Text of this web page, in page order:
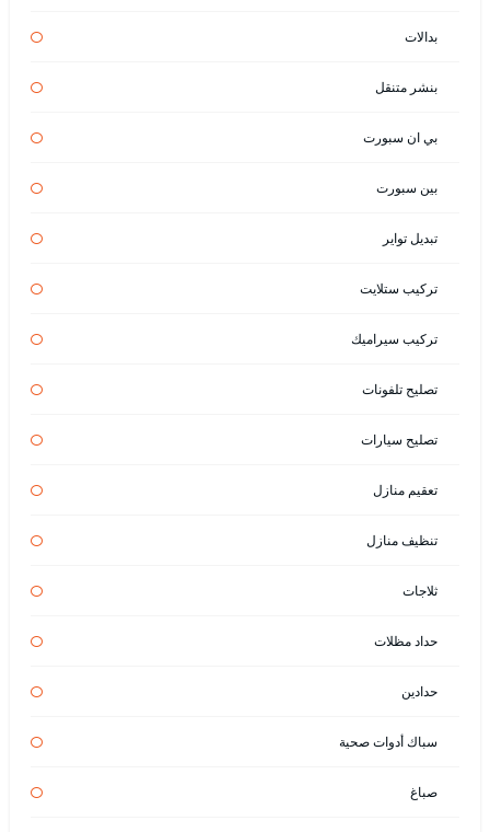
بدالات
بنشر متنقل
بي ان سبورت
بين سبورت
تبديل تواير
تركيب ستلايت
تركيب سيراميك
تصليح تلفونات
تصليح سيارات
تعقيم منازل
تنظيف منازل
ثلاجات
حداد مظلات
حدادين
سباك أدوات صحية
صباغ